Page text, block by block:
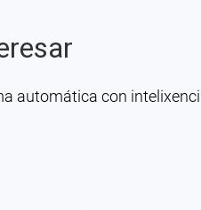
automática con